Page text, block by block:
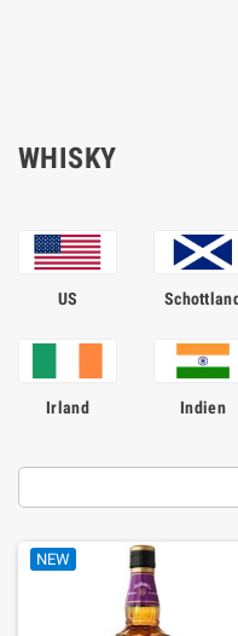
WHISKY
US
Irland Indien
NEW